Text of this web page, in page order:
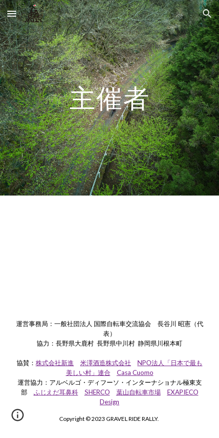
Skip to main content Skip to navigation
主催者
運営事務局：一般社団法人 国際自転車交流協会 長谷川 昭憲（代
表）
協力：長野県大鹿村 長野県中川村 静岡県川根本町
協賛： 株式会社新進 米澤酒造株式会社
NPO法人「日本で最も
美しい村」連合
Casa Cuomo
運営協力 ：アルベルゴ・ディフーソ・インターナショナル極東支
部 ふじえだ耳鼻科 SHERCO 葉山自転車市場
EXAPIECO
Design
Copyright © 2023 GRAVEL RIDE RALLY.